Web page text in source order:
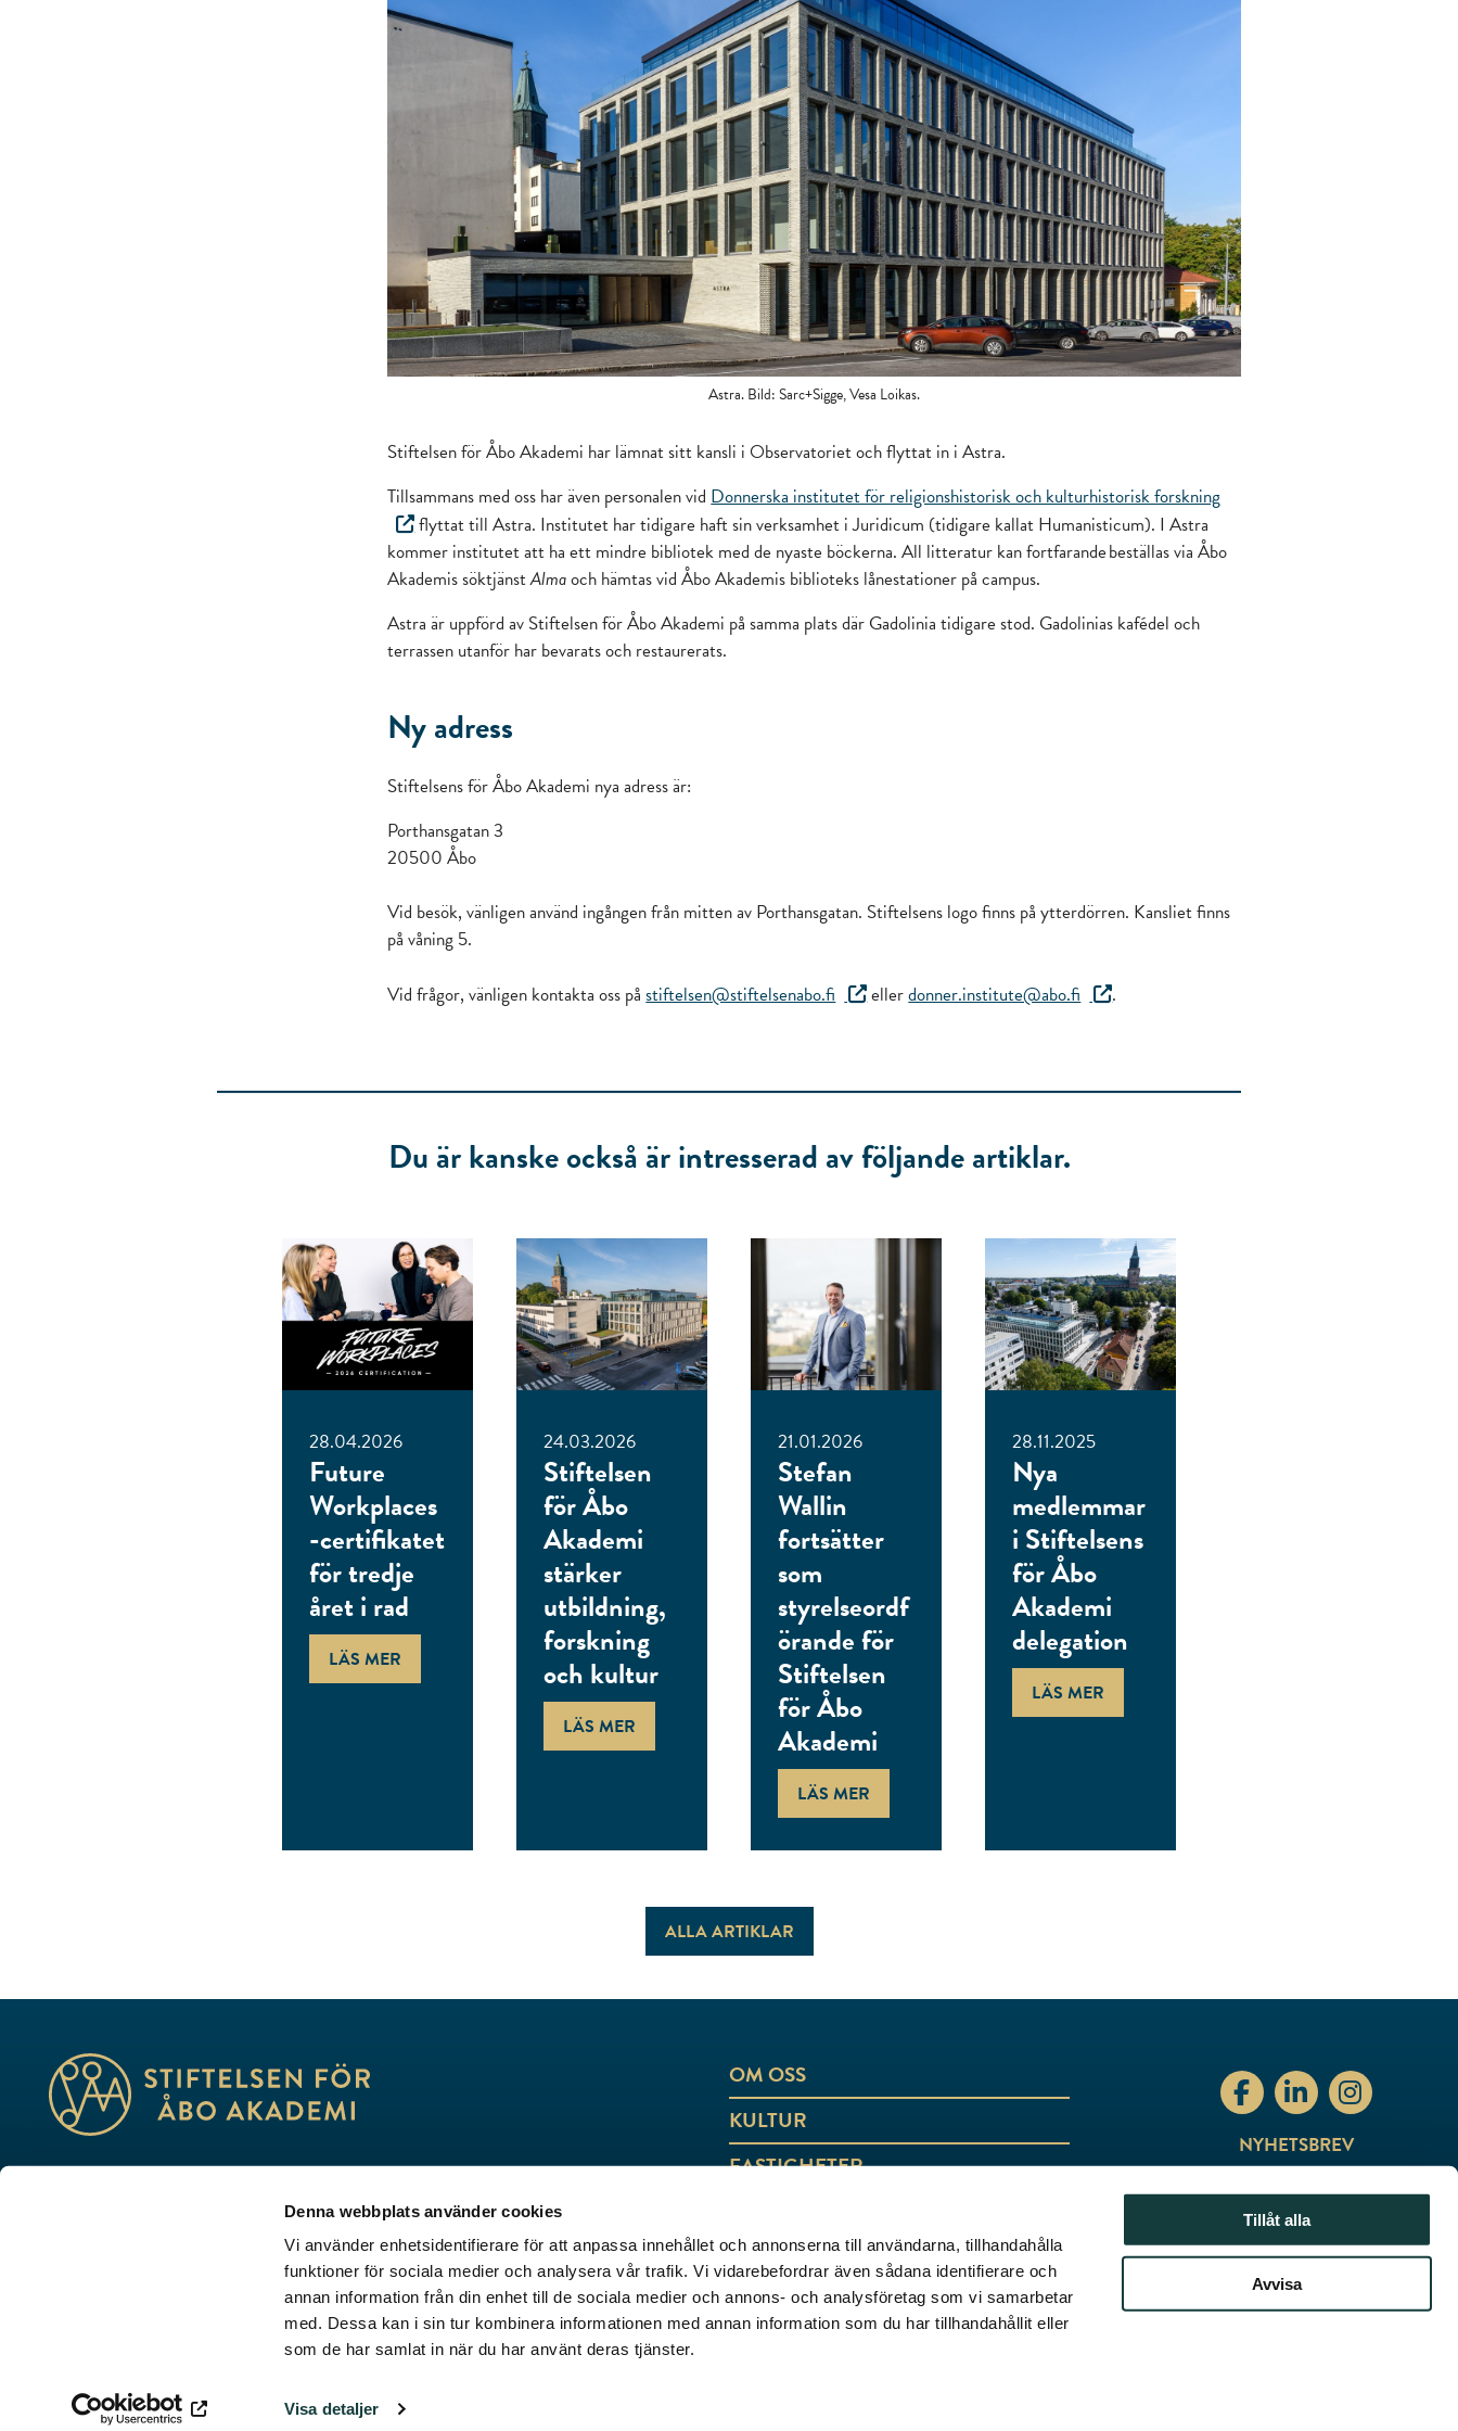
Denna webbplats använder cookies
Vi använder enhetsidentifierare för att anpassa innehållet och annonserna till användarna, tillhandahålla
funktioner för sociala medier och analysera vår trafik. Vi vidarebefordrar även sådana identifierare och
annan information från din enhet till de sociala medier och annons- och analysföretag som vi samarbetar
med. Dessa kan i sin tur kombinera informationen med annan information som du har tillhandahållit eller
som de har samlat in när du har använt deras tjänster.
Visa detaljer
Tillåt alla
Avvisa
Astra. Bild: Sarc+Sigge, Vesa Loikas.
Stiftelsen för Åbo Akademi har lämnat sitt kansli i Observatoriet och flyttat in i Astra.
Tillsammans med oss har även personalen vid Donnerska institutet för religionshistorisk och kulturhistorisk forskning
flyttat till Astra. Institutet har tidigare haft sin verksamhet i Juridicum (tidigare kallat Humanisticum). I Astra
kommer institutet att ha ett mindre bibliotek med de nyaste böckerna. All litteratur kan fortfarande beställas via Åbo
Akademis söktjänstAlmaoch hämtas vid Åbo Akademis biblioteks lånestationer på campus.
Astra är uppförd av Stiftelsen för Åbo Akademi på samma plats där Gadolinia tidigare stod. Gadolinias kafédel och
terrassen utanför har bevarats och restaurerats.
Ny adress
Stiftelsens för Åbo Akademi nya adress är:
Porthansgatan 3
20500 Åbo
Vid besök, vänligen använd ingången från mitten av Porthansgatan. Stiftelsens logo finns på ytterdörren. Kansliet finns
på våning 5.
Vid frågor, vänligen kontakta oss påstiftelsen@stiftelsenabo.fi ellerdonner.institute@abo.fi .
Du är kanske också är intresserad av följande artiklar.
28.04.2026
Future
Workplaces
-certifikatet
för tredje
året i rad
LÄS MER
24.03.2026
Stiftelsen
för Åbo
Akademi
stärker
utbildning,
forskning
och kultur
LÄS MER
21.01.2026
Stefan
Wallin
fortsätter
som
styrelseordf
örande för
Stiftelsen
för Åbo
Akademi
LÄS MER
28.11.2025
Nya
medlemmar
i Stiftelsens
för Åbo
Akademi
delegation
LÄS MER
ALLA ARTIKLAR
OM OSS
KULTUR
FASTIGHETER
KONTAKT
stiftelsenabo
stiftelsenabo
NYHETSBREV